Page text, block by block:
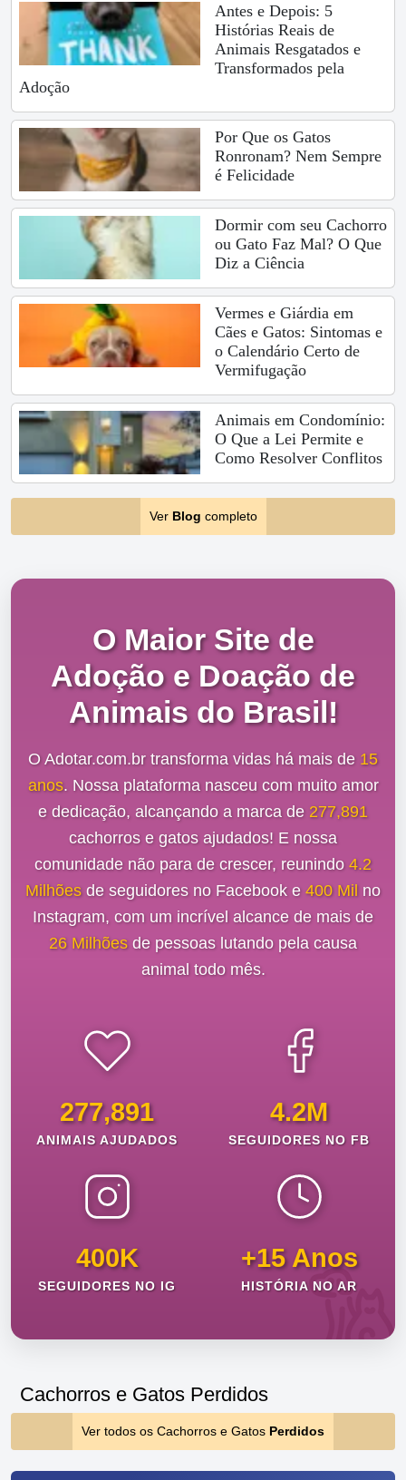
Antes e Depois: 5
Histórias Reais de
Animais Resgatados e
Transformados pela
Adoção
Por Que os Gatos
Ronronam? Nem Sempre
é Felicidade
Dormir com seu Cachorro
ou Gato Faz Mal? O Que
Diz a Ciência
Vermes e Giárdia em
Cães e Gatos: Sintomas e
o Calendário Certo de
Vermifugação
Animais em Condomínio:
O Que a Lei Permite e
Como Resolver Conflitos
Ver Blog completo
O Maior Site de
Adoção e Doação de
Animais do Brasil!
O Adotar.com.br transforma vidas há mais de 15
anos. Nossa plataforma nasceu com muito amor
e dedicação, alcançando a marca de 277,891
cachorros e gatos ajudados! E nossa
comunidade não para de crescer, reunindo 4.2
Milhõesde seguidores no Facebook e 400 Mil no
Instagram, com um incrível alcance de mais de
26 Milhõesde pessoas lutando pela causa
animal todo mês.
277,891
ANIMAIS AJUDADOS
4.2M
SEGUIDORES NO FB
400K
SEGUIDORES NO IG
+15 Anos
HISTÓRIA NO AR
Cachorros e Gatos Perdidos
Ver todos os Cachorros e Gatos Perdidos